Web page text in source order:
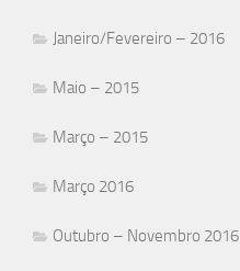
Janeiro/Fevereiro – 2016
Maio – 2015
Março – 2015
Março 2016
Outubro – Novembro 2016